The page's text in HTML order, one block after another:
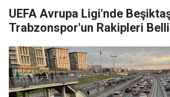
UEFA Avrupa Ligi'nde
Trabzonspor'un Rakipleri